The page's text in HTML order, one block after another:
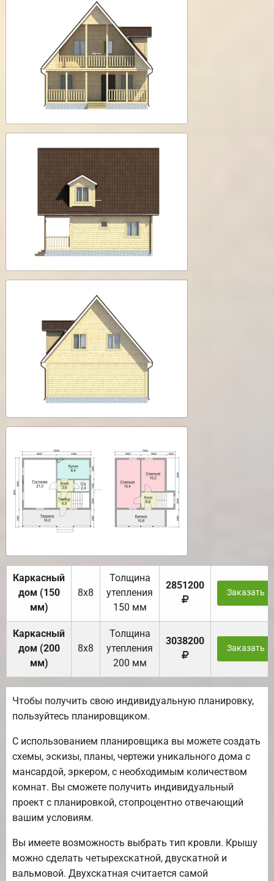
Каркасный
дом (150
мм)
8х8
Толщина
утепления
150 мм
2851200
Заказать
Каркасный
дом (200
мм)
8х8
Толщина
утепления
200 мм
3038200
Заказать
Чтобы получить свою индивидуальную планировку,
пользуйтесь планировщиком.
С использованием планировщика вы можете создать
схемы, эскизы, планы, чертежи уникального дома с
мансардой, эркером, с необходимым количеством
комнат. Вы сможете получить индивидуальный
проект с планировкой, стопроцентно отвечающий
вашим условиям.
Вы имеете возможность выбрать тип кровли. Крышу
можно сделать четырехскатной, двускатной и
вальмовой. Двухскатная считается самой